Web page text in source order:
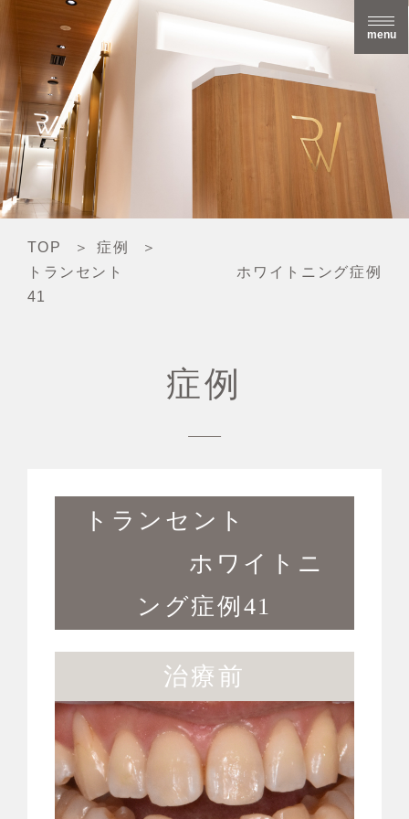
TOP
症例
トランセント ホワイトニング症例
41
症例
トランセント
ホワイトニ
ング症例41
治療前
menu